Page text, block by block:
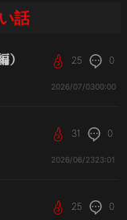
話
25 0
2026/07/0300:00
31 0
2026/06/2323:01
25 0